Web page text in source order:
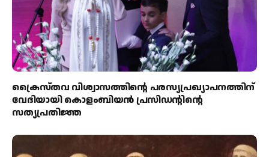
ക്രൈസ്തവ വിശ്വാസത്തിന്റെ പരസ്യപ്രഖ്യാപനത്തിന്
വേദിയായി കൊളംബിയൻ പ്രസിഡന്റിന്റെ
സത്യപ്രതിജ്ഞ